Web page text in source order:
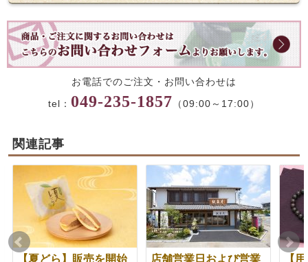
お電話でのご注文・お問い合わせは
tel： 049-235-1857 （09:00～17:00）
関連記事
【夏どら】販売を開始
店舗営業日および営業
【